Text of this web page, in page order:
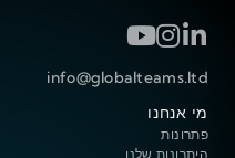
info@globalteams.ltd
מי אנחנו
פתרונות
היתרונות שלנו